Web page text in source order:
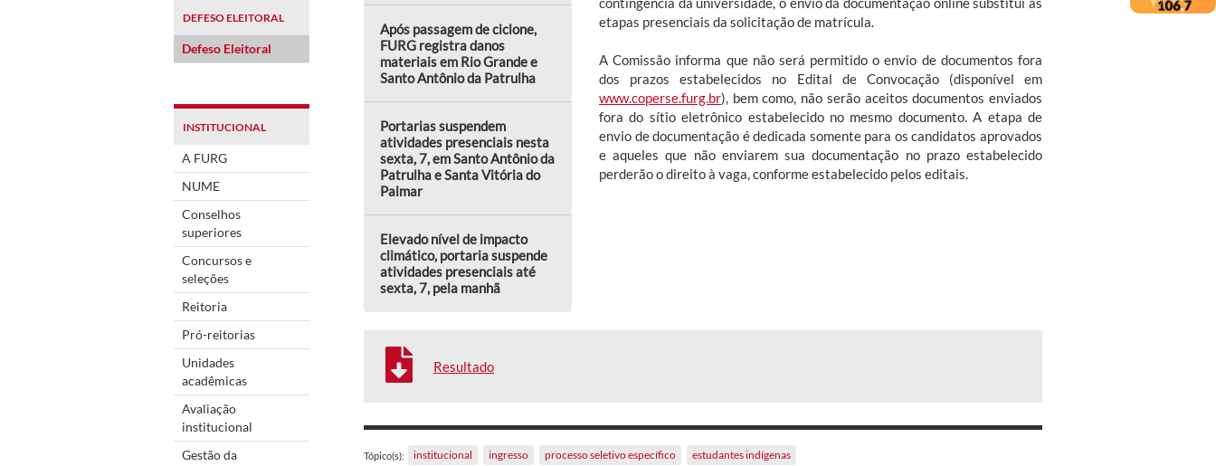
DEFESO ELEITORAL
Defeso Eleitoral
INSTITUCIONAL
A FURG
NUME
Conselhos
superiores
Concursos e
seleções
Reitoria
Pró-reitorias
Unidades
acadêmicas
Avaliação
institucional
Gestão da
Após passagem de ciclone,
FURG registra danos
materiais em Rio Grande e
Santo Antônio da Patrulha
Portarias suspendem
atividades presenciais nesta
sexta, 7, em Santo Antônio da
Patrulha e Santa Vitória do
Palmar
Elevado nível de impacto
climático, portaria suspende
atividades presenciais até
sexta, 7, pela manhã
etapas presenciais da solicitação de matrícula.
A Comissão informa que não será permitido o envio de documentos fora
dos prazos estabelecidos no Edital de Convocação (disponível em
www.coperse.furg.br), bem como, não serão aceitos documentos enviados
fora do sítio eletrônico estabelecido no mesmo documento. A etapa de
envio de documentação é dedicada somente para os candidatos aprovados
e aqueles que não enviarem sua documentação no prazo estabelecido
perderão o direito à vaga, conforme estabelecido pelos editais.
Resultado
Tópico(s): institucional ingresso processo seletivo específico estudantes indígenas